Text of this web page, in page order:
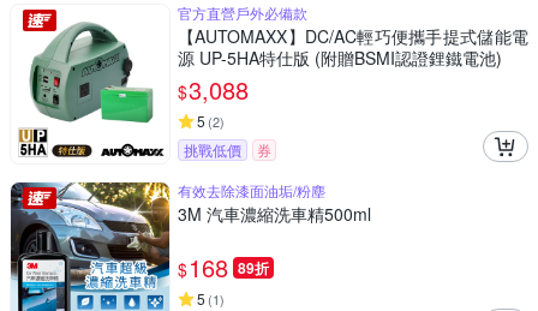
官方直營戶外必備款
【AUTOMAXX】DC/AC輕巧便攜手提式儲能電
源 UP-5HA特仕版 (附贈BSMI認證鋰鐵電池)
$3,088
5 (2)
挑戰低價
券
有效去除漆面油垢/粉塵
3M 汽車濃縮洗車精500ml
$168 89折
5 (1)